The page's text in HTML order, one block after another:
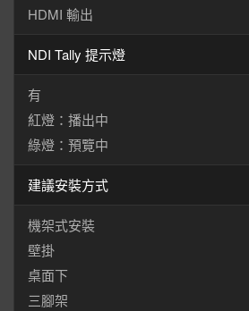
HDMI 輸出
NDI Tally 提示燈
有
紅燈：播出中
綠燈：預覽中
建議安裝方式
機架式安裝
壁掛
桌面下
三腳架